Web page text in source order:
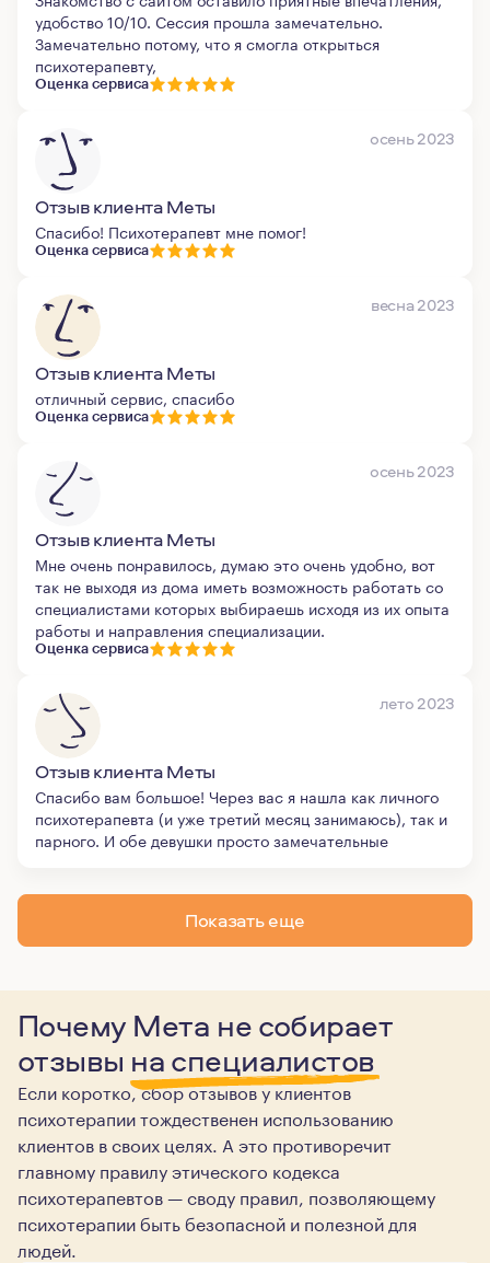
удобство 10/10. Сессия прошла замечательно.
Замечательно потому, что я смогла открыться
психотерапевту,
Оценка сервиса
осень 2023
Отзыв клиента Меты
Спасибо! Психотерапевт мне помог!
Оценка сервиса
весна 2023
Отзыв клиента Меты
отличный сервис, спасибо
Оценка сервиса
осень 2023
Отзыв клиента Меты
Мне очень понравилось, думаю это очень удобно, вот
так не выходя из дома иметь возможность работать со
специалистами которых выбираешь исходя из их опыта
работы и направления специализации.
Оценка сервиса
лето 2023
Отзыв клиента Меты
Спасибо вам большое! Через вас я нашла как личного
психотерапевта (и уже третий месяц занимаюсь), так и
парного. И обе девушки просто замечательные
Показать еще
Почему Мета не собирает
отзывы на специалистов
Если коротко, сбор отзывов у клиентов
психотерапии тождественен использованию
клиентов в своих целях. А это противоречит
главному правилу этического кодекса
психотерапевтов — своду правил, позволяющему
психотерапии быть безопасной и полезной для
людей.